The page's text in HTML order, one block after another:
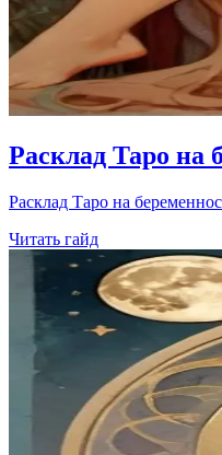
Расклад Таро на
Расклад Таро на
Читать гайд